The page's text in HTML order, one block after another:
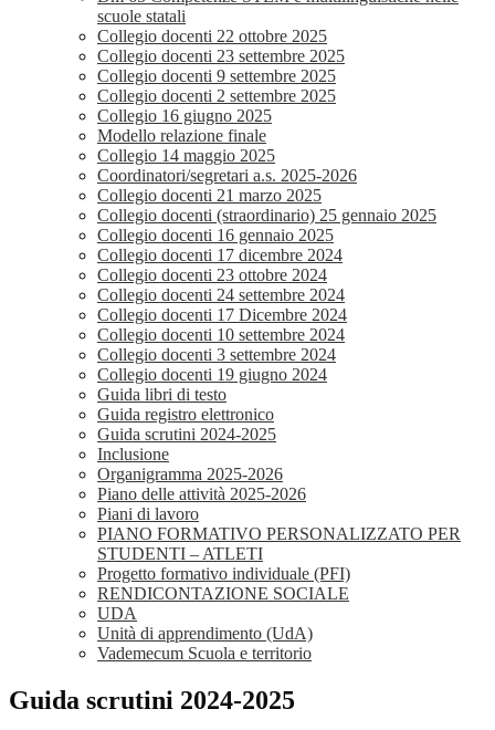
scuole statali
Collegio docenti 22 ottobre 2025
Collegio docenti 23 settembre 2025
Collegio docenti 9 settembre 2025
Collegio docenti 2 settembre 2025
Collegio 16 giugno 2025
Modello relazione finale
Collegio 14 maggio 2025
Coordinatori/segretari a.s. 2025-2026
Collegio docenti 21 marzo 2025
Collegio docenti (straordinario) 25 gennaio 2025
Collegio docenti 16 gennaio 2025
Collegio docenti 17 dicembre 2024
Collegio docenti 23 ottobre 2024
Collegio docenti 24 settembre 2024
Collegio docenti 17 Dicembre 2024
Collegio docenti 10 settembre 2024
Collegio docenti 3 settembre 2024
Collegio docenti 19 giugno 2024
Guida libri di testo
Guida registro elettronico
Guida scrutini 2024-2025
Inclusione
Organigramma 2025-2026
Piano delle attività 2025-2026
Piani di lavoro
PIANO FORMATIVO PERSONALIZZATO PER
STUDENTI – ATLETI
Progetto formativo individuale (PFI)
RENDICONTAZIONE SOCIALE
UDA
Unità di apprendimento (UdA)
Vademecum Scuola e territorio
Guida scrutini 2024-2025